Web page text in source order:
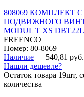
808069 КОМПЛЕКТ
ПОДВИЖНОГО
MODUL T XS
FREENCO
Номер: 80-8069
Наличие
540,81 руб.
Нашли дешевле?
Остаток товара 19шт,
количества